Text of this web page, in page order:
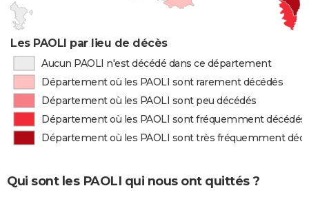
Les PAOLI par lieu de décès
Aucun PAOLI n'est décédé dans ce département
Département où les PAOLI sont rarement décédés
Département où les PAOLI sont peu décédés
Département où les PAOLI sont fréquemment décédés
Département où les PAOLI sont très fréquemment
Qui sont les PAOLI qui nous ont quittés ?